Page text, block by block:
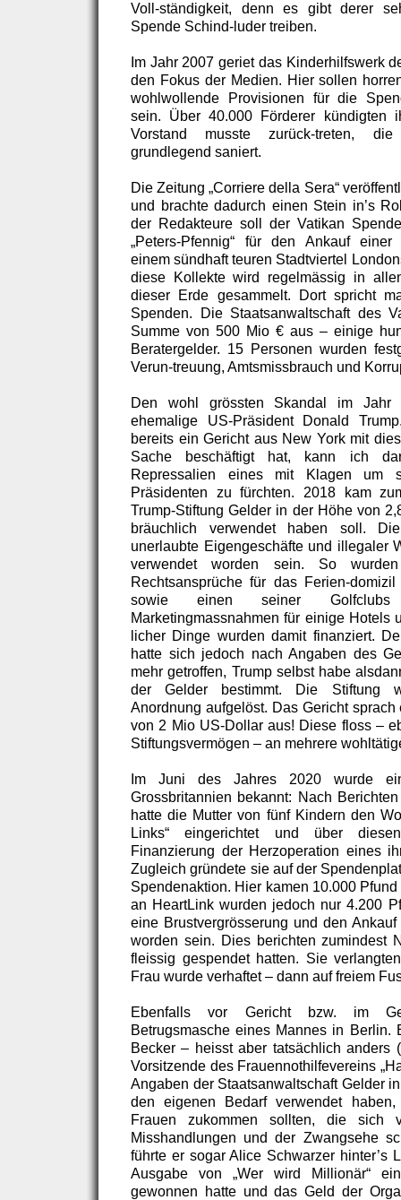
Voll-ständigkeit, denn es gibt derer
Spende Schind-luder treiben.
Im Jahr 2007 geriet das Kinderhilfswerk
den Fokus der Medien. Hier sollen
wohlwollende Provisionen für die
sein. Über 40.000 Förderer kündigten
Vorstand musste zurück-treten,
grundlegend saniert.
Die Zeitung „Corriere della Sera“
und brachte dadurch einen Stein in’s
der Redakteure soll der Vatikan
„Peters-Pfennig“ für den Ankauf einer
einem sündhaft teuren Stadtviertel
diese Kollekte wird regelmässig in
dieser Erde gesammelt. Dort spricht
Spenden. Die Staatsanwaltschaft des
Summe von 500 Mio € aus – einige
Beratergelder. 15 Personen wurden
Verun-treuung, Amtsmissbrauch und
Den wohl grössten Skandal im Jahr
ehemalige US-Präsident Donald
bereits ein Gericht aus New York mit
Sache beschäftigt hat, kann ich
Repressalien eines mit Klagen um
Präsidenten zu fürchten. 2018 kam
Trump-Stiftung Gelder in der Höhe von
bräuchlich verwendet haben soll.
unerlaubte Eigengeschäfte und illegaler
verwendet worden sein. So
Rechtsansprüche für das Ferien-
sowie einen seiner Golfclubs
Marketingmassnahmen für einige Hotels
licher Dinge wurden damit finanziert.
hatte sich jedoch nach Angaben des
mehr getroffen, Trump selbst habe
der Gelder bestimmt. Die Stiftung
Anordnung aufgelöst. Das Gericht
von 2 Mio US-Dollar aus! Diese floss –
Stiftungsvermögen – an mehrere
Im Juni des Jahres 2020 wurde
Grossbritannien bekannt: Nach
hatte die Mutter von fünf Kindern den
Links“ eingerichtet und über
Finanzierung der Herzoperation eines
Zugleich gründete sie auf der
Spendenaktion. Hier kamen 10.000
an HeartLink wurden jedoch nur 4.200
eine Brustvergrösserung und den
worden sein. Dies berichten zumindest
fleissig gespendet hatten. Sie
Frau wurde verhaftet – dann auf freiem
Ebenfalls vor Gericht bzw. im
Betrugsmasche eines Mannes in Berlin.
Becker – heisst aber tatsächlich anders
Vorsitzende des Frauennothilfevereins
Angaben der Staatsanwaltschaft Gelder
den eigenen Bedarf verwendet
Frauen zukommen sollten, die sich
Misshandlungen und der Zwangsehe
führte er sogar Alice Schwarzer hinter’s
Ausgabe von „Wer wird Millionär“
gewonnen hatte und das Geld der